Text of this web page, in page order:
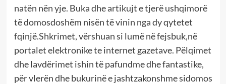
natën nën yje. Buka dhe artikujt e tjerë ushqimorë
të domosdoshëm nisën të vinin nga dy qytetet
fqinjë.Shkrimet, vërshuan si lumë në fejsbuk,në
portalet elektronike te internet gazetave. Pëlqimet
dhe lavdërimet ishin të pafundme dhe fantastike,
për vlerën dhe bukurinë e jashtzakonshme sidomos